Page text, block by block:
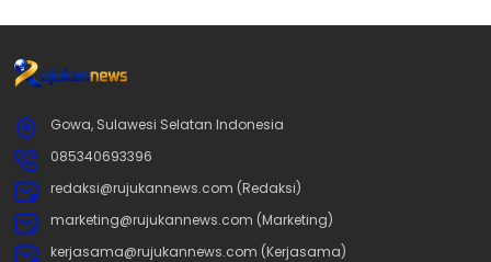
Gowa, Sulawesi Selatan Indonesia
085340693396
redaksi@rujukannews.com (Redaksi)
marketing@rujukannews.com (Marketing)
kerjasama@rujukannews.com (Kerjasama)